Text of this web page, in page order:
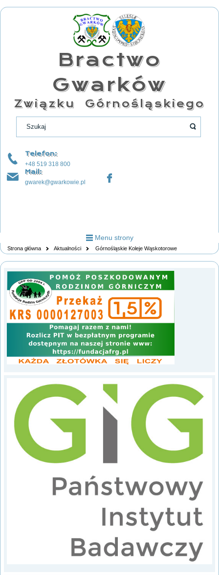
Bractwo
Gwarków
Związku Górnośląskiego
Telefon:
+48 519 318 800
Mail:
gwarek@gwarkowie.pl
Menu strony
Strona główna Aktualności Górnośląskie Koleje Wąskotorowe